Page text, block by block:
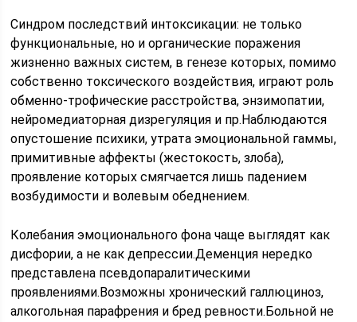
Синдром последствий интоксикации: не только
функциональные, но и органические поражения
жизненно важных систем, в генезе которых, помимо
собственно токсического воздействия, играют роль
обменно-трофические расстройства, энзимопатии,
нейромедиаторная дизрегуляция и пр.Наблюдаются
опустошение психики, утрата эмоциональной гаммы,
примитивные аффекты (жестокость, злоба),
проявление которых смягчается лишь падением
возбудимости и волевым обеднением.
Колебания эмоционального фона чаще выглядят как
дисфории, а не как депрессии.Деменция нередко
представлена псевдопаралитическими
проявлениями.Возможны хронический галлюциноз,
алкогольная парафрения и бред ревности.Больной не